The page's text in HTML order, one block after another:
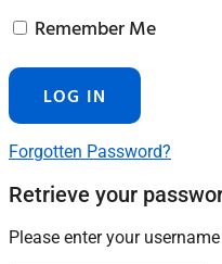
Remember Me
Forgotten Password?
Retrieve your
Please enter your